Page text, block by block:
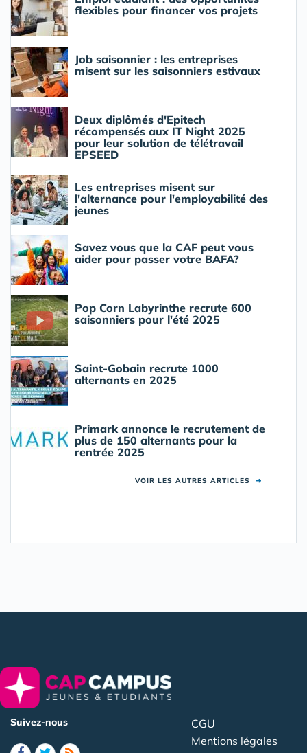
flexibles pour financer vos projets
Job saisonnier : les entreprises
misent sur les saisonniers estivaux
Deux diplômés d'Epitech
récompensés aux IT Night 2025
pour leur solution de télétravail
EPSEED
Les entreprises misent sur
l'alternance pour l'employabilité des
jeunes
Savez vous que la CAF peut vous
aider pour passer votre BAFA?
Pop Corn Labyrinthe recrute 600
saisonniers pour l'été 2025
Saint-Gobain recrute 1000
alternants en 2025
Primark annonce le recrutement de
plus de 150 alternants pour la
rentrée 2025
VOIR LES AUTRES ARTICLES ➜
Suivez-nous
CGU
Mentions légales